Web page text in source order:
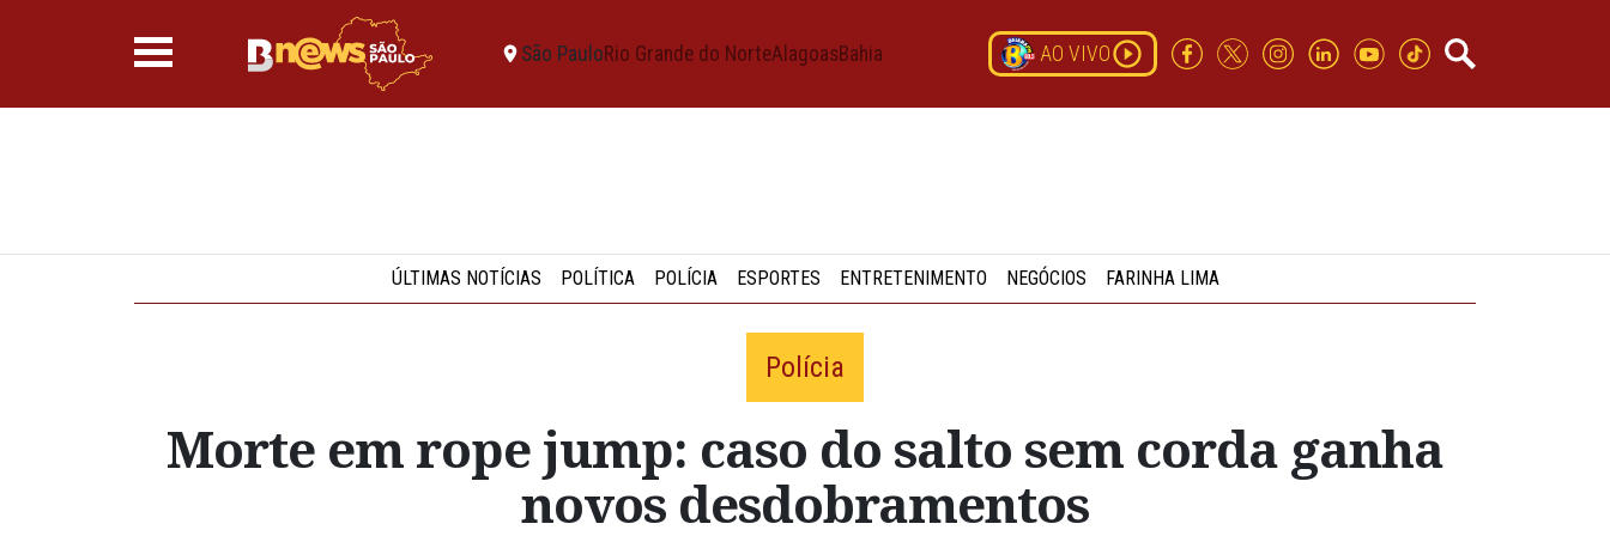
São PauloRio Grande do NorteAlagoasBahia AO VIVO
ÚLTIMAS NOTÍCIAS POLÍTICA POLÍCIA ESPORTES ENTRETENIMENTO NEGÓCIOS FARINHA LIMA
Polícia
Morte em rope jump: caso do salto sem corda ganha
novos desdobramentos